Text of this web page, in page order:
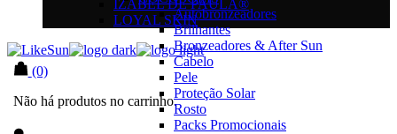
IZABEL DE PAULA®
LOYAL SKIN
(0)
Não há produtos no carrinho.
Autobronzeadores
Brilhantes
Bronzeadores & After Sun
Cabelo
Pele
Proteção Solar
Rosto
Packs Promocionais